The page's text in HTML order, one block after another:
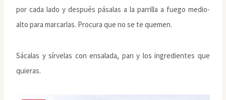
por cada lado y después pásalas a la parrilla a fuego medio-
alto para marcarlas. Procura que no se te quemen.
Sácalas y sírvelas con ensalada, pan y los ingredientes que
quieras.